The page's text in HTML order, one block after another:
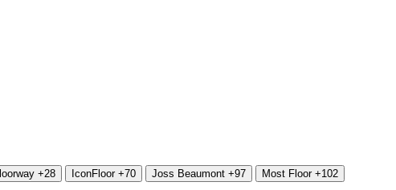
+28 IconFloor +70 Joss Beaumont +97 Most Floor +102